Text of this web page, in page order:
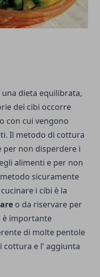
dieta equilibrata,
dei cibi occorre
con cui vengono
Il metodo di cottura
per non disperdere i
alimenti e per non
sicuramente
i cibi è la
o da riservare per
è importante
di molte pentole
cottura e l' aggiunta